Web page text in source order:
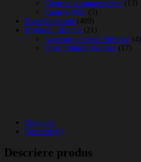
Camere de supraveghere (13)
Camere WiFi (5)
Toate Produsele (409)
Trotinete Electrice (21)
Accesorii trotinete electrice (4)
Piese trotinete electrice (17)
Descriere
Recenzii (0)
Descriere produs